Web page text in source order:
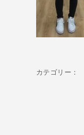
カテゴリー：